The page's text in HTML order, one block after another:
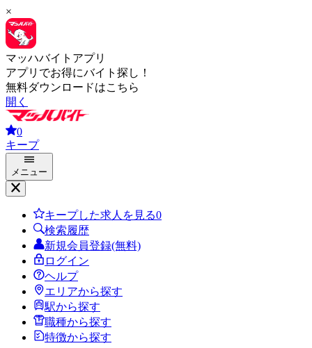
×
マッハバイトアプリ
アプリでお得にバイト探し！
無料ダウンロードはこちら
開く
0
キープ
メニュー
キープした求人を見る0
検索履歴
新規会員登録(無料)
ログイン
ヘルプ
エリアから探す
駅から探す
職種から探す
特徴から探す